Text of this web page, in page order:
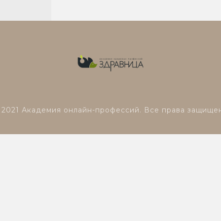
Академия онлайн-профессий. Все права